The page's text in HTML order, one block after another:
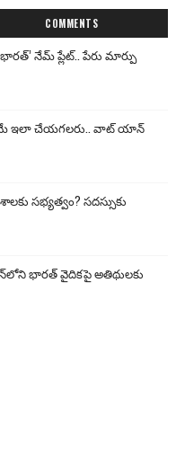
COMMENTS
నేమ్ ప్లేట్‌.. పేరు మార్పు
ఇలా చేయగలరు.. వాట్ యాన్
సభ్యత్వం? సదస్సుకు
భారత్ వైదికపై అతిథులకు